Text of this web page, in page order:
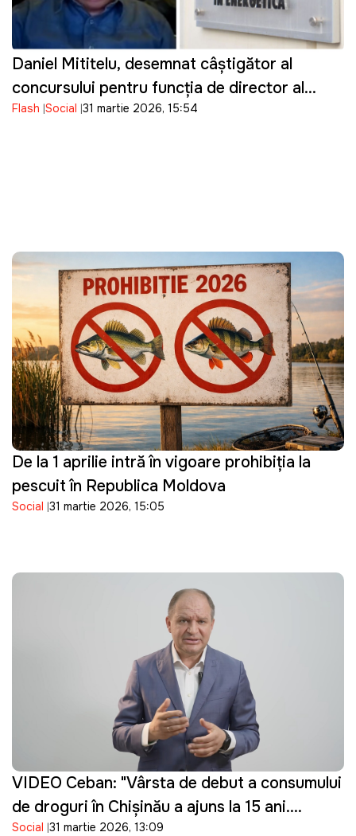
Daniel Mititelu, desemnat câștigător al
concursului pentru funcția de director al
ANRE
Flash Social 31 martie 2026, 15:54
De la 1 aprilie intră în vigoare prohibiția la
pescuit în Republica Moldova
Social 31 martie 2026, 15:05
VIDEO Ceban: "Vârsta de debut a consumului
de droguri în Chișinău a ajuns la 15 ani.
Guvernarea cu ce se ocupă?"
Social 31 martie 2026, 13:09